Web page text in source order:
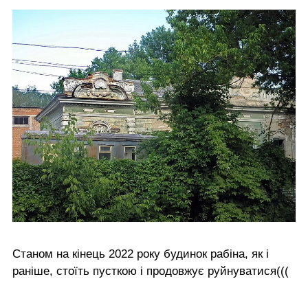
Станом на кінець 2022 року будинок рабіна, як і
раніше, стоїть пусткою і продовжує руйнуватися(((